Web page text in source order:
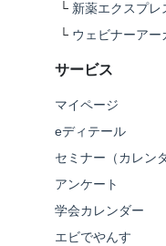
└ 新薬エクスプレ
└ ウェビナーアー
サービス
マイページ
eディテール
セミナー（カレン
アンケート
学会カレンダー
エビでやんす